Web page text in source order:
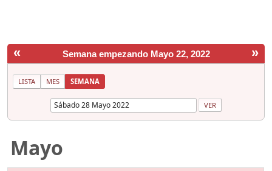
« »
Semana empezando Mayo 22, 2022
LISTA MES SEMANA
Mayo